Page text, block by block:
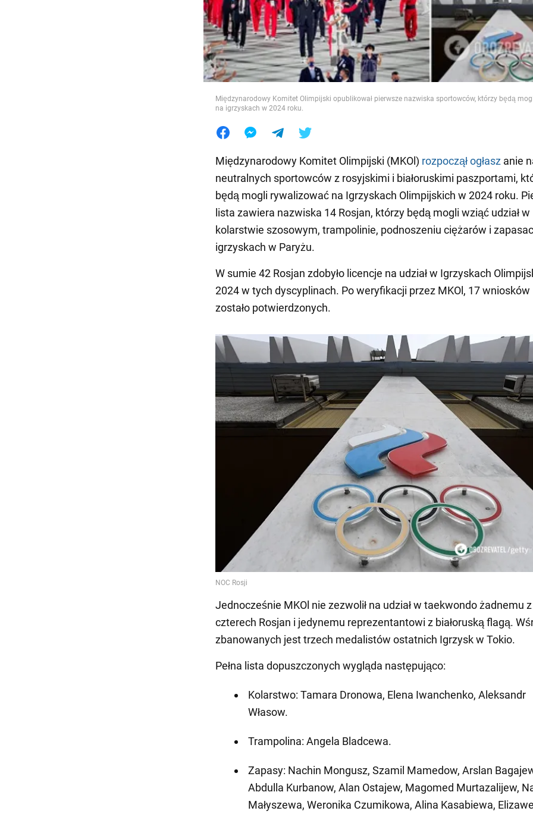
Jedzenie
Międzynarodowy Komitet Olimpijski opublikował pierwsze nazwiska sportowców, którzy będą
na igrzyskach w 2024 roku.
Międzynarodowy Komitet Olimpijski (MKOl) rozpoczął ogłasz anie
neutralnych sportowców z rosyjskimi i białoruskimi paszportami,
będą mogli rywalizować na Igrzyskach Olimpijskich w 2024 roku.
lista zawiera nazwiska 14 Rosjan, którzy będą mogli wziąć udział w
kolarstwie szosowym, trampolinie, podnoszeniu ciężarów i
igrzyskach w Paryżu.
W sumie 42 Rosjan zdobyło licencje na udział w Igrzyskach
2024 w tych dyscyplinach. Po weryfikacji przez MKOl, 17 wniosków
zostało potwierdzonych.
Jednocześnie MKOl nie zezwolił na udział w taekwondo żadnemu z
czterech Rosjan i jedynemu reprezentantowi z białoruską flagą.
zbanowanych jest trzech medalistów ostatnich Igrzysk w Tokio.
Pełna lista dopuszczonych wygląda następująco:
Kolarstwo: Tamara Dronowa, Elena Iwanchenko, Aleksandr
Własow.
Trampolina: Angela Bladcewa.
Zapasy: Nachin Mongusz, Szamil Mamedow, Arslan
Abdulla Kurbanow, Alan Ostajew, Magomed Murtazalijew,
Małyszewa, Weronika Czumikowa, Alina Kasabiewa,